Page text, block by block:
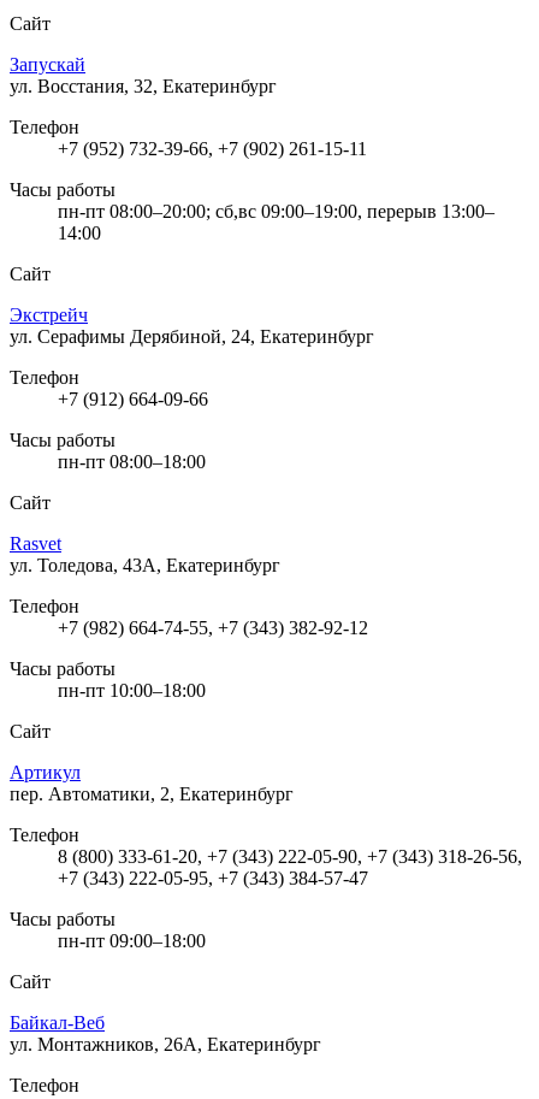
Сайт
Запускай
ул. Восстания, 32, Екатеринбург
Телефон
+7 (952) 732-39-66, +7 (902) 261-15-11
Часы работы
пн-пт 08:00–20:00; сб,вс 09:00–19:00, перерыв 13:00–
14:00
Сайт
Экстрейч
ул. Серафимы Дерябиной, 24, Екатеринбург
Телефон
+7 (912) 664-09-66
Часы работы
пн-пт 08:00–18:00
Сайт
Rasvet
ул. Толедова, 43А, Екатеринбург
Телефон
+7 (982) 664-74-55, +7 (343) 382-92-12
Часы работы
пн-пт 10:00–18:00
Сайт
Артикул
пер. Автоматики, 2, Екатеринбург
Телефон
8 (800) 333-61-20, +7 (343) 222-05-90, +7 (343) 318-26-56,
+7 (343) 222-05-95, +7 (343) 384-57-47
Часы работы
пн-пт 09:00–18:00
Сайт
Байкал-Веб
ул. Монтажников, 26А, Екатеринбург
Телефон